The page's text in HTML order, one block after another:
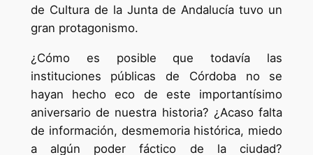
de Cultura de la Junta de Andalucía tuvo un
gran protagonismo.
¿Cómo es posible que todavía las
instituciones públicas de Córdoba no se
hayan hecho eco de este importantísimo
aniversario de nuestra historia? ¿Acaso falta
de información, desmemoria histórica, miedo
a algún poder fáctico de la ciudad?